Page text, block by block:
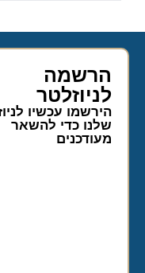
הרשמה
לניוזלטר​
הירשמו עכשיו
שלנו כדי להשאר
מעודכנים